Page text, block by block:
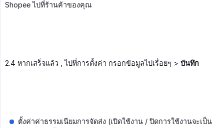
Shopee ไปที่ร้านค้าของคุณ
2.4 หากเสร็จแล้ว , ไปที่การตั้งค่า กรอกข้อมูลไปเรื่อยๆ > บันทึก
ตั้งค่าค่าธรรมเนียมการจัดส่ง (เปิดใช้งาน / ปิดการใช้งานจะเป็น